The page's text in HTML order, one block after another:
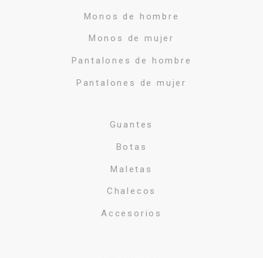
Monos de hombre
Monos de mujer
Pantalones de hombre
Pantalones de mujer
Guantes
Botas
Maletas
Chalecos
Accesorios